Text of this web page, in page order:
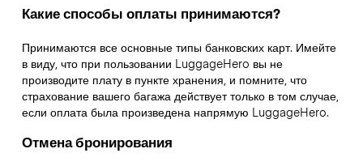
Какие способы оплаты принимаются?
Принимаются все основные типы банковских карт. Имейте
в виду, что при пользовании LuggageHero вы не
производите плату в пункте хранения, и помните, что
страхование вашего багажа действует только в том случае,
если оплата была произведена напрямую LuggageHero.
Отмена бронирования